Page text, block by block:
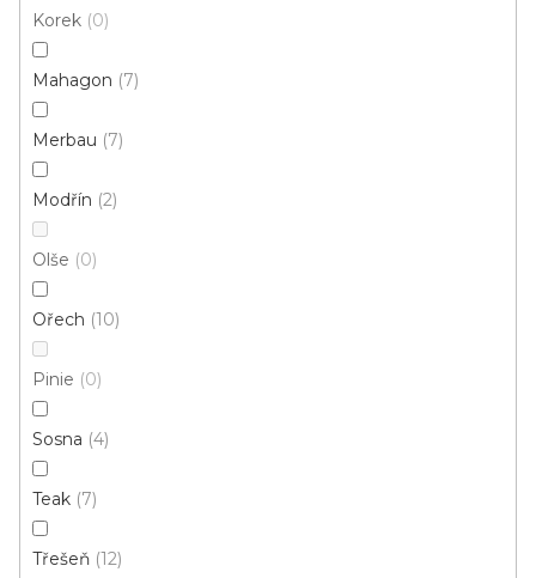
Korek 0
Mahagon 7
Merbau 7
Modřín 2
Olše 0
Ořech 10
Pinie 0
Sosna 4
Teak 7
Třešeň 12
A 31 SCHODOVÉ LIŠTY - SAMOLEPÍCÍ, 25×10 mm
od